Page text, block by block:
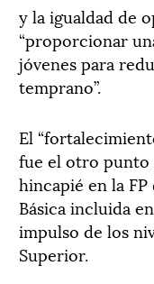
y la igualdad de
“proporcionar
jóvenes para
temprano”.
El
fue el otro punto
hincapié en la
Básica incluida
impulso de los
Superior.